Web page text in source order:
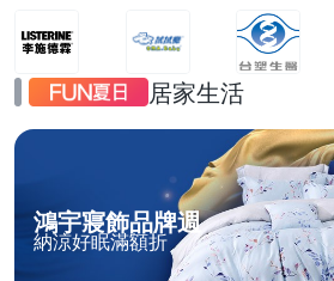
居家生活
鴻宇寢飾品牌週
納涼好眠滿額折